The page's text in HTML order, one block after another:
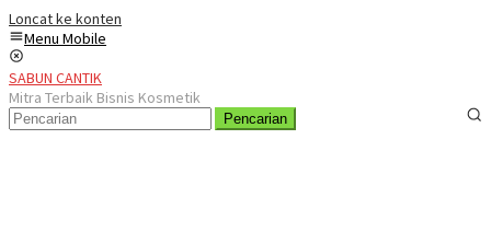
Loncat ke konten
Menu Mobile
SABUN CANTIK
Mitra Terbaik Bisnis Kosmetik
Pencarian